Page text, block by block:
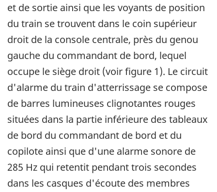
et de sortie ainsi que les voyants de position
du train se trouvent dans le coin supérieur
droit de la console centrale, près du genou
gauche du commandant de bord, lequel
occupe le siège droit (voir figure 1). Le circuit
d'alarme du train d'atterrissage se compose
de barres lumineuses clignotantes rouges
situées dans la partie inférieure des tableaux
de bord du commandant de bord et du
copilote ainsi que d'une alarme sonore de
285 Hz qui retentit pendant trois secondes
dans les casques d'écoute des membres